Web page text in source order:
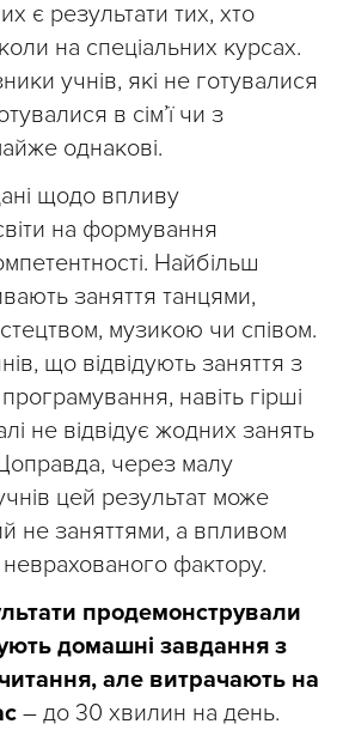
є результати тих, хто
на спеціальних курсах.
учнів, які не готувалися
в сім’ї чи з
однакові.
щодо впливу
на формування
Найбільш
заняття танцями,
музикою чи співом.
що відвідують заняття з
навіть гірші
не відвідує жодних занять
через малу
цей результат може
не заняттями, а впливом
фактору.
продемонстрували
домашні завдання з
але витрачають на
– до 30 хвилин на день.